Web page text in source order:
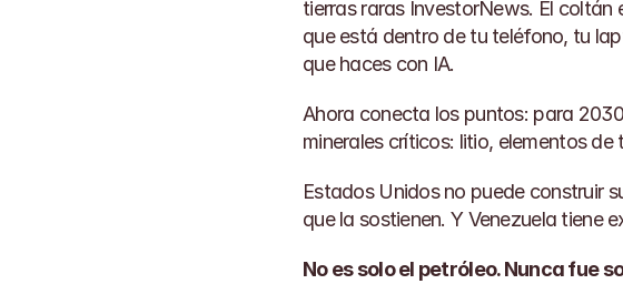
tierras raras InvestorNews. El coltán
que está dentro de tu teléfono, tu
que haces con IA.
Ahora conecta los puntos: para
minerales críticos: litio, elementos
Estados Unidos no puede construir
que la sostienen. Y Venezuela tiene
No es solo el petróleo. Nunca fue